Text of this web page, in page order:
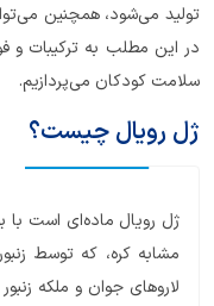
تولید می‌شود، همچنین
در این مطلب به ترکیبات و
سلامت کودکان می‌پردازیم.
ژل رویال چیست؟
ژل رویال ماده‌ای است
مشابه کره، که توسط
لاروهای جوان و ملکه